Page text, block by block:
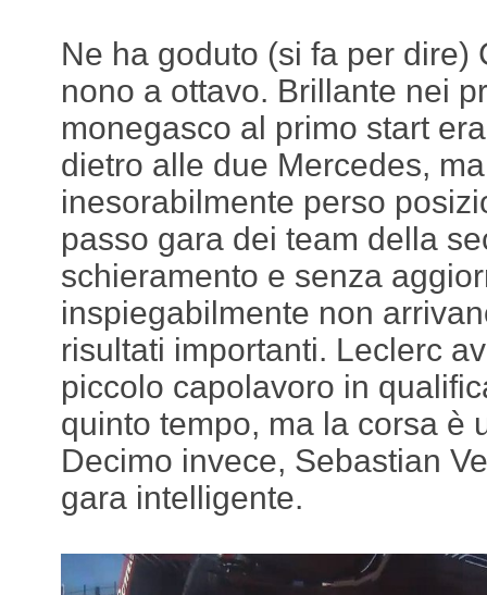
Ne ha goduto (si fa per dire)
nono a ottavo. Brillante nei
monegasco al primo start
dietro alle due Mercedes,
inesorabilmente perso
passo gara dei team della
schieramento e senza
inspiegabilmente non
risultati importanti. Leclerc
piccolo capolavoro in
quinto tempo, ma la corsa è
Decimo invece, Sebastian
gara intelligente.